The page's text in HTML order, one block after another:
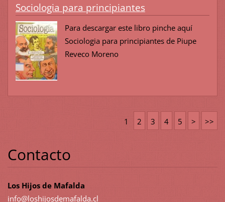
Sociologia para principiantes
Para descargar este libro pinche aquí
Sociologia para principiantes de Piupe
Reveco Moreno
1 2 3 4 5 > >>
Contacto
Los Hijos de Mafalda
info@loshijosdemafalda.cl